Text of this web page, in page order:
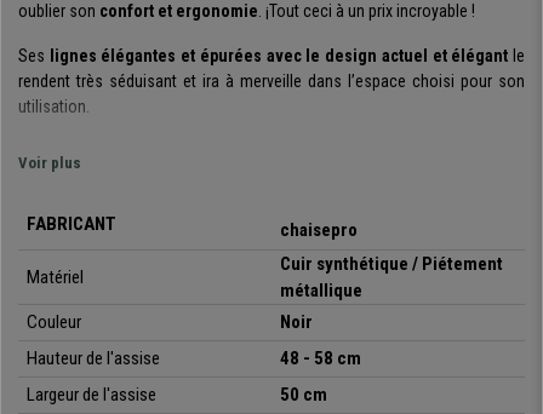
oublier son confort et ergonomie. ¡Tout ceci à un prix incroyable !
Ses lignes élégantes et épurées avec le design actuel et élégant le
rendent très séduisant et ira à merveille dans l’espace choisi pour son
utilisation.
Les détails tels que ses
finitions
Il se distingue sans le moindre doute par son
haut ergonomique avec appui-tête intégréoffre une sensation
pouvez incliner le dossier jusqu’à 135 degrés et le bloquer sur différentes
positions. Cette fonctionnalité est très utile puisqu’elle permet de choisir
Voir plus
FABRICANT chaisepro
Matériel
Cuir synthétique / Piétement
métallique
Couleur
Noir
Hauteur de l'assise
48 - 58 cm
Largeur de l'assise
50 cm